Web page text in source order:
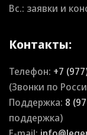
Вс.: заявки и
Контакты:
Телефон: +7
(Звонки по
Поддержка: 8
поддержка)